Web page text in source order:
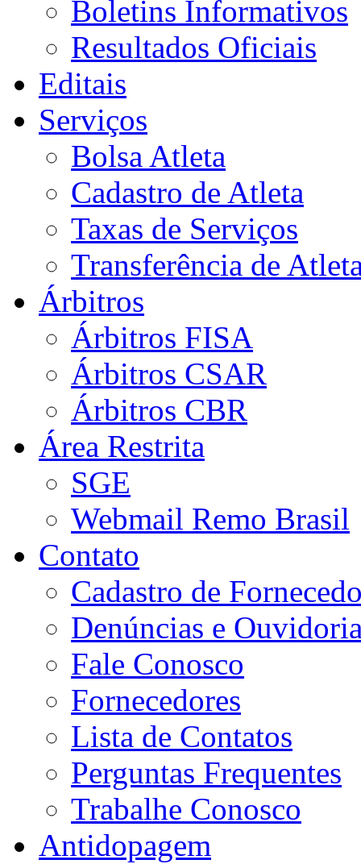
Boletins Informativos
Resultados Oficiais
Editais
Serviços
Bolsa Atleta
Cadastro de Atleta
Taxas de Serviços
Transferência de
Árbitros
Árbitros FISA
Árbitros CSAR
Árbitros CBR
Área Restrita
SGE
Webmail Remo Brasil
Contato
Cadastro de
Denúncias e
Fale Conosco
Fornecedores
Lista de Contatos
Perguntas Frequentes
Trabalhe Conosco
Antidopagem